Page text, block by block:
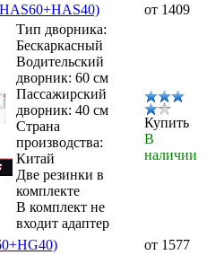
от 1409
Тип дворника:
Бескаркасный
Водительский
дворник: 60 см
Пассажирский
дворник: 40 см
Страна
производства:
Китай
Две резинки в
комплекте
В комплект не
входит адаптер
Купить
В
наличии
от 1577